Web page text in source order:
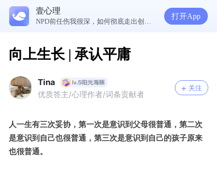
壹心理
打开App
向上生长 | 承认平庸
Tina
优质答主/心理作者/词条贡献者
关注
人一生有三次妥协，第一次是意识到父母很普通，第二次
是意识到自己也很普通，第三次是意识到自己的孩子原来
也很普通。